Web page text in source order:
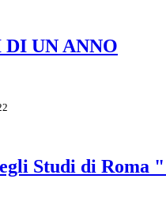
UN ANNO
Studi di Roma